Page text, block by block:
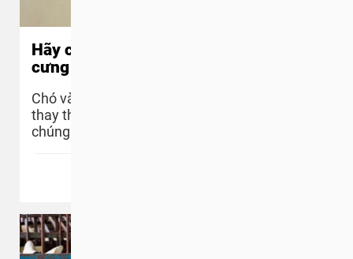
Hãy cùng chia sẻ khoảnh khắc thú
cưng chào đón bạn về nhà!
Chó và mèo là những thành viên không thể
thay thế trong cuộc sống của chúng ta và
chúng cần phải được bảo vệ